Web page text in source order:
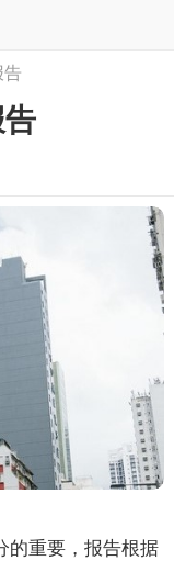
告
的重要，报告根据